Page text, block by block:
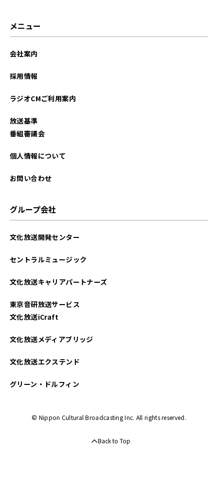
2023年08月
2023年05月
2022年11月
2022年10月
2022年09月
メニュー
会社案内
採用情報
ラジオCMご利用案内
放送基準
番組審議会
個人情報について
お問い合わせ
グループ会社
文化放送開発センター
セントラルミュージック
文化放送キャリアパートナーズ
東京音研放送サービス
文化放送iCraft
文化放送メディアブリッジ
文化放送エクステンド
グリーン・ドルフィン
© Nippon Cultural Broadcasting Inc. All rights reserved.
Back to Top